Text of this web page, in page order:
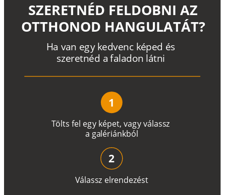
Tölts fel egy képet, vagyválassz
a galériánkból
Ha van egy kedvenc képed és
szeretnéd a faladon látni
SZERETNÉD FELDOBNI AZ
OTTHONOD HANGULATÁT?
1
Válassz elrendezést
2